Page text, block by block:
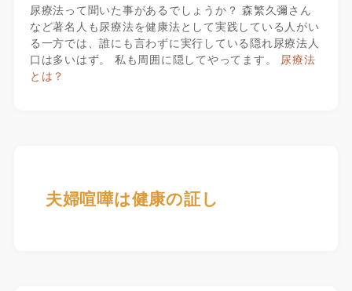
尿療法って聞いた事があるでしょうか？ 森繁久彌さん
など著名人も尿療法を健康法として実践している人がい
る一方では、誰にも言わずに実行している隠れ尿療法人
口は多いはず。 私も周囲に隠してやってます。 尿療法
とは？
夫婦喧嘩は健康の証し